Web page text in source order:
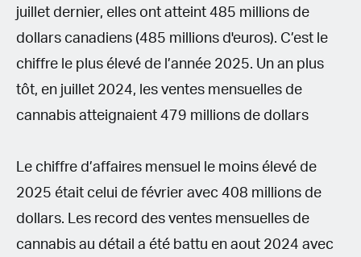
juillet dernier, elles ont atteint 485 millions de
dollars canadiens (485 millions d'euros). C’est le
chiffre le plus élevé de l’année 2025. Un an plus
tôt, en juillet 2024, les ventes mensuelles de
cannabis atteignaient 479 millions de dollars
Le chiffre d’affaires mensuel le moins élevé de
2025 était celui de février avec 408 millions de
dollars. Les record des ventes mensuelles de
cannabis au détail a été battu en aout 2024 avec